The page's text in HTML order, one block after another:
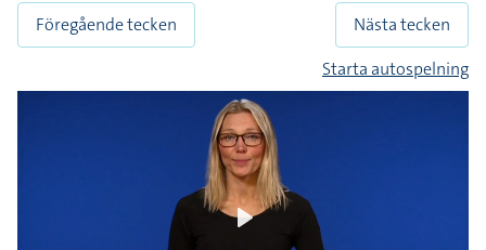
Föregående tecken
Nästa tecken
Starta autospelning